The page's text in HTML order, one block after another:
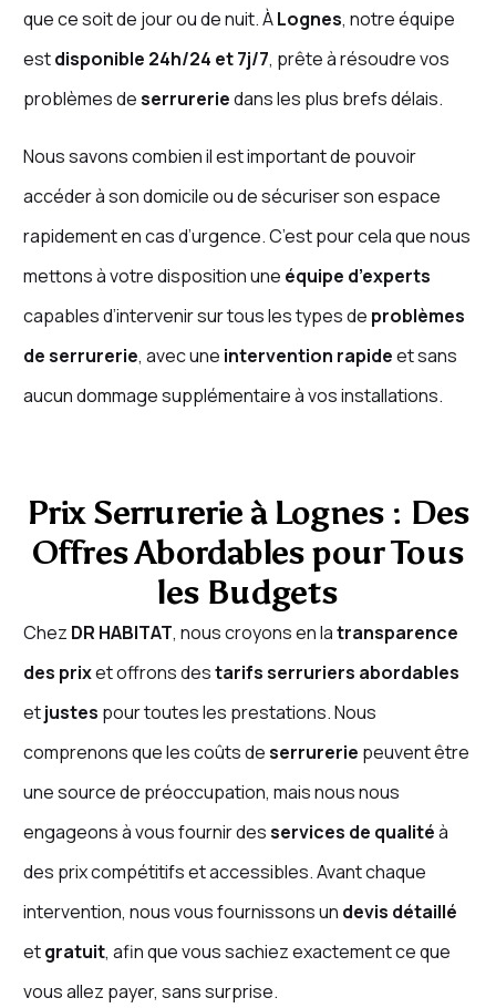
que ce soit de jour ou de nuit. ÀLognes, notre équipe
estdisponible 24h/24 et 7j/7, prête à résoudre vos
problèmes deserrureriedans les plus brefs délais.
Nous savons combien il est important de pouvoir
accéder à son domicile ou de sécuriser son espace
rapidement en cas d’urgence. C’est pour cela que nous
mettons à votre disposition une équipe d’experts
capables d’intervenir sur tous les types de problèmes
de serrurerie, avec une intervention rapideet sans
aucun dommage supplémentaire à vos installations.
Prix Serrurerie à Lognes : Des
Offres Abordables pour Tous
les Budgets
Chez DR HABITAT, nous croyons en latransparence
des prixet offrons destarifs serruriers abordables
etjustes pour toutes les prestations. Nous
comprenons que les coûts deserrurerie peuvent être
une source de préoccupation, mais nous nous
engageons à vous fournir desservices de qualitéà
des prix compétitifs et accessibles. Avant chaque
intervention, nous vous fournissons un devis détaillé
etgratuit, afin que vous sachiez exactement ce que
vous allez payer, sans surprise.